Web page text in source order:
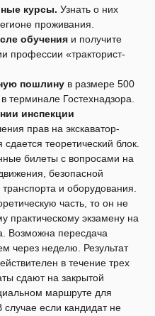
курсы. Узнать о них
проживания.
обучения и получите
профессии «тракторист-
пошлину в размере 500
терминале Гостехнадзора.
инспекции
прав на экскаватор-
теоретический блок.
билеты с вопросами на
безопасной
и оборудования.
часть, то он не
практическому экзамену на
Возможна пересдача
через неделю. Результат
в течение трех
сдают на закрытой
маршруте для
если кандидат не